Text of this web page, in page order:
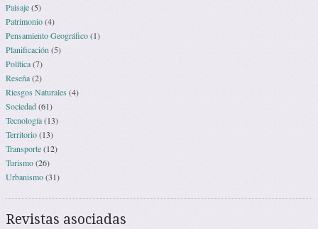
Paisaje(5)
Patrimonio(4)
Pensamiento Geográfico(1)
Planificación (5)
Política(7)
Reseña(2)
Riesgos Naturales(4)
Sociedad(61)
Tecnología(13)
Territorio(13)
Transporte(12)
Turismo(26)
Urbanismo(31)
Revistas asociadas